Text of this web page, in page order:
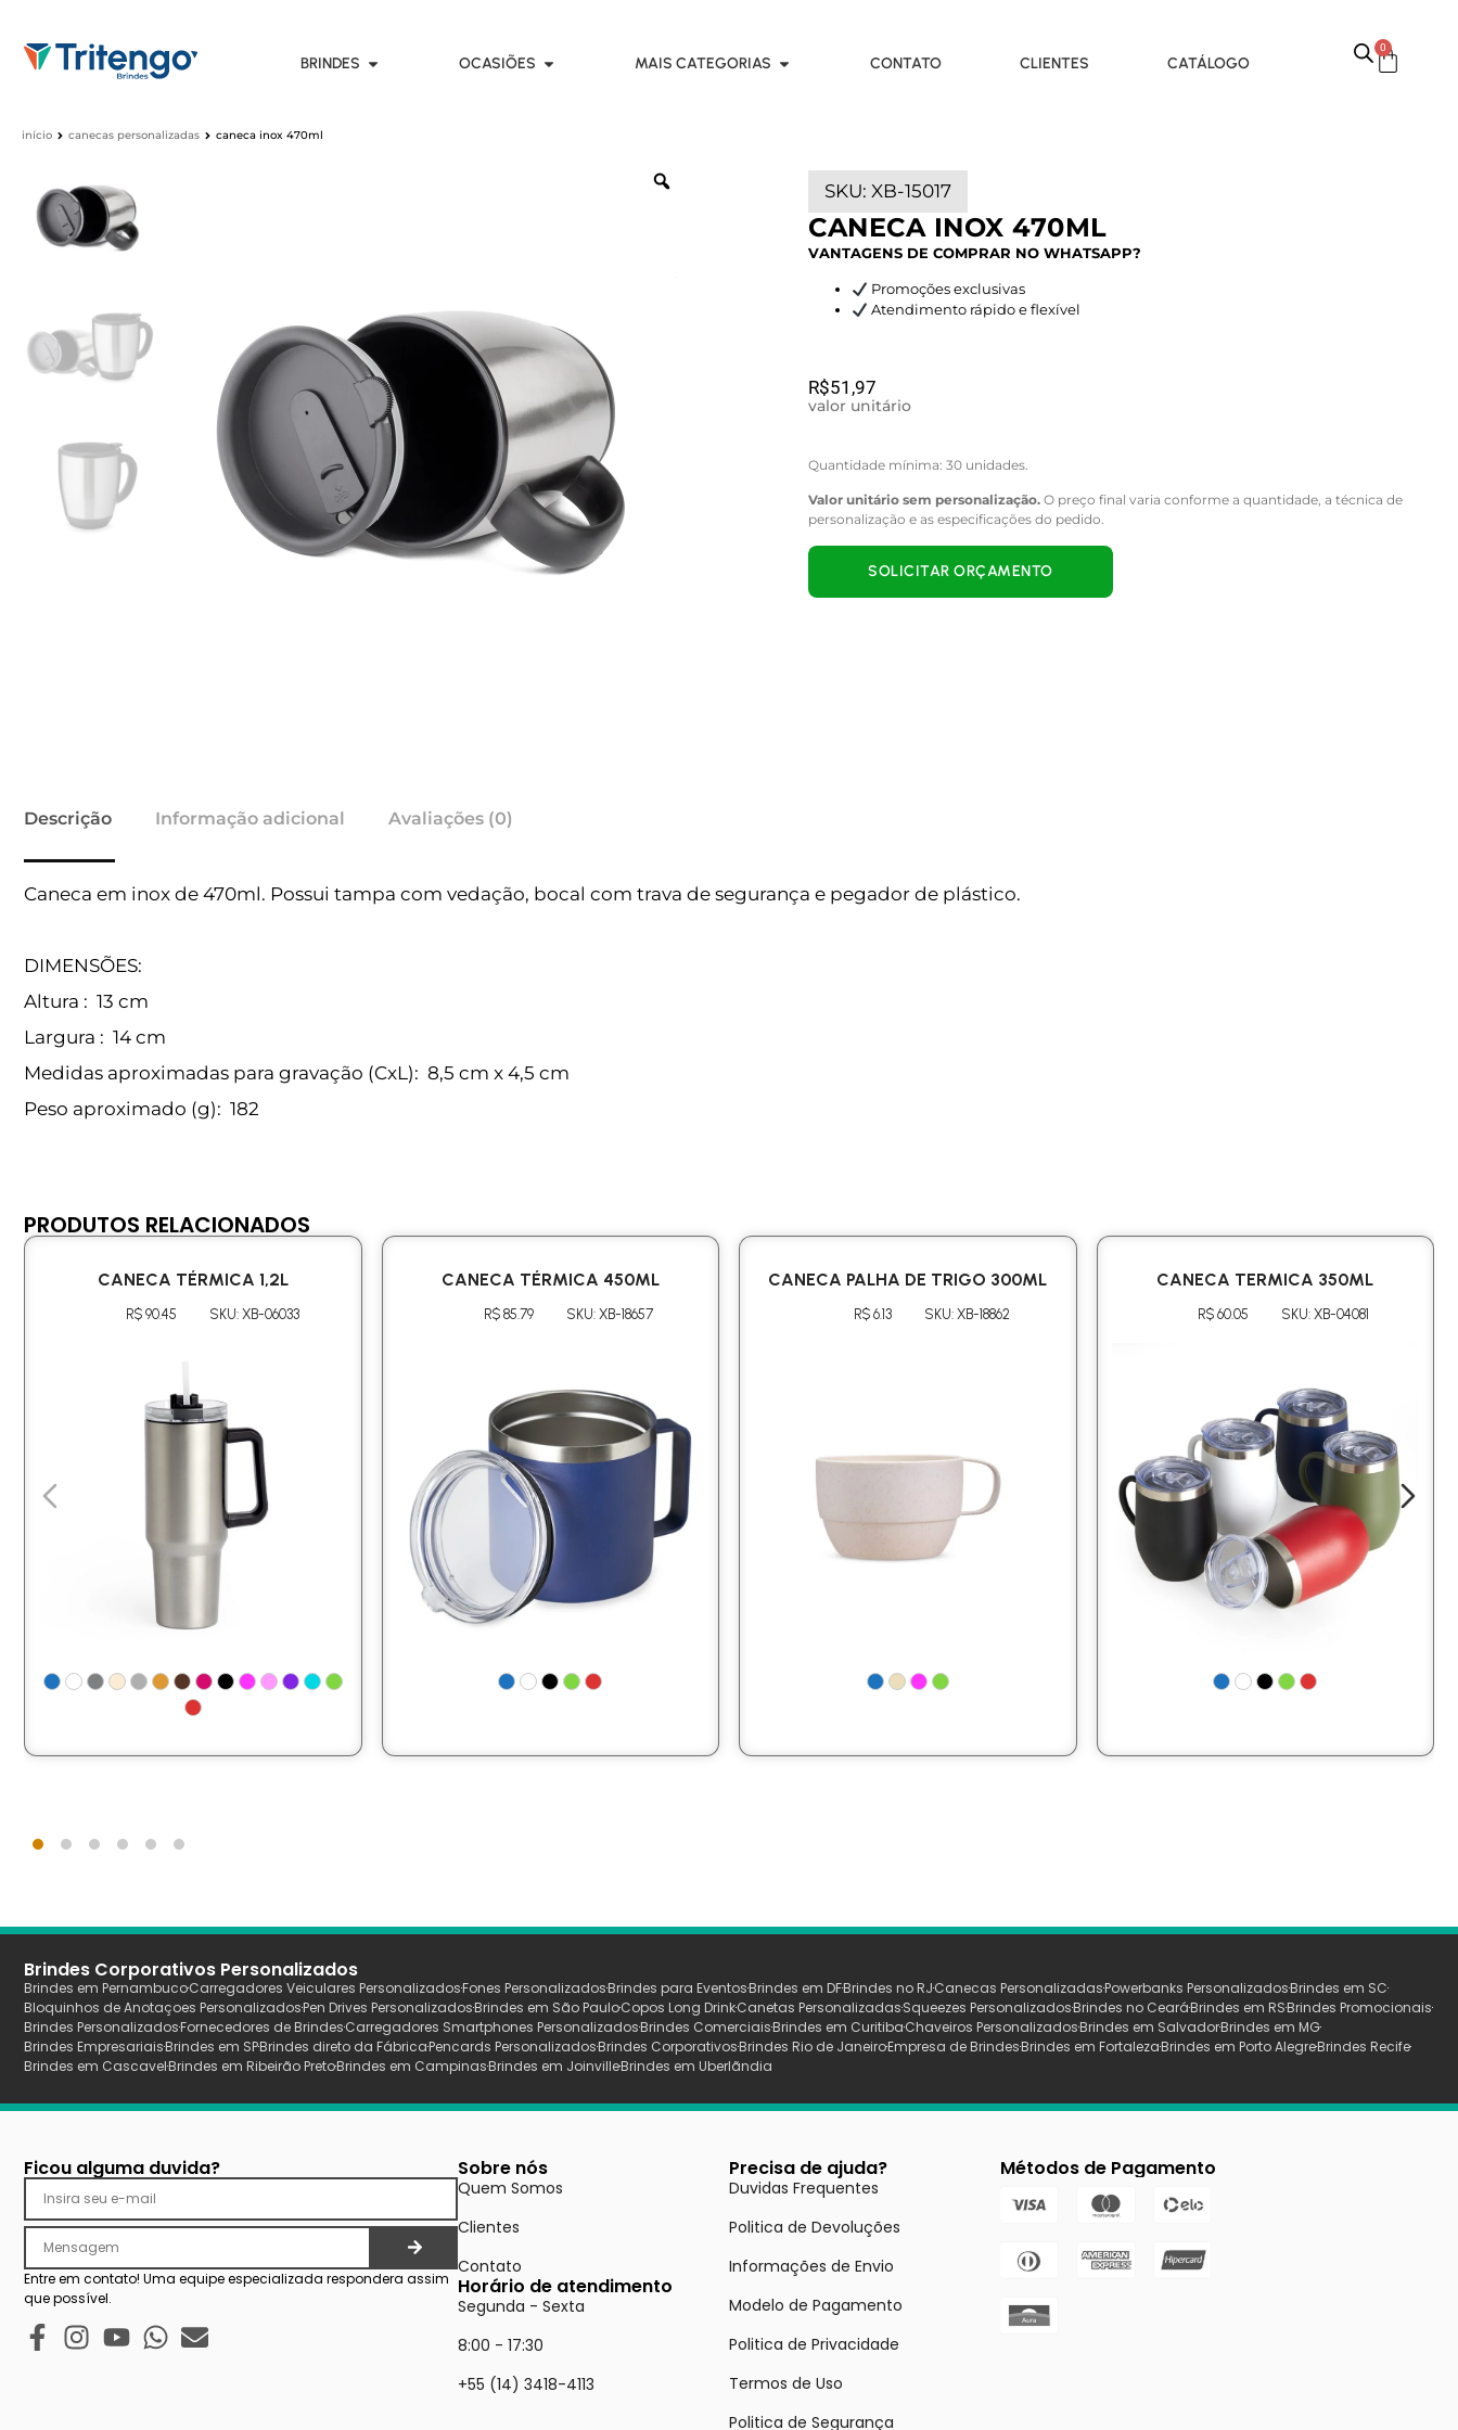
BRINDES OCASIÕES MAIS CATEGORIAS CONTATO CLIENTES CATÁLOGO
0
início canecas personalizadas caneca inox 470ml
SKU: XB-15017
CANECA INOX 470ML
VANTAGENS DE COMPRAR NO WHATSAPP?
Promoções exclusivas
Atendimento rápido e flexível
R$51,97
valor unitário
Quantidade mínima: 30 unidades.
Valor unitário sem personalização. O preço final varia conforme a quantidade, a técnica de
personalização e as especificações do pedido.
SOLICITAR ORÇAMENTO
Descrição Informação adicional Avaliações (0)
Caneca em inox de 470ml. Possui tampa com vedação, bocal com trava de segurança e pegador de plástico.
DIMENSÕES:
Altura : 13 cm
Largura : 14 cm
Medidas aproximadas para gravação (CxL): 8,5 cm x 4,5 cm
Peso aproximado (g): 182
PRODUTOS RELACIONADOS
CANECA TÉRMICA 1,2L
R$ 90.45 SKU: XB-06033
CANECA TÉRMICA 450ML
R$ 85.79 SKU: XB-18657
CANECA PALHA DE TRIGO 300ML
R$ 6.13 SKU: XB-18862
CANECA TERMICA 350ML
R$ 60.05 SKU: XB-04081
Brindes Corporativos Personalizados
Brindes em PernambucoCarregadores Veiculares PersonalizadosFones PersonalizadosBrindes para EventosBrindes em DFBrindes no RJCanecas PersonalizadasPowerbanks PersonalizadosBrindes em SC
Bloquinhos de Anotaçoes PersonalizadosPen Drives PersonalizadosBrindes em São PauloCopos Long DrinkCanetas PersonalizadasSqueezes PersonalizadosBrindes no CearáBrindes em RSBrindes Promocionais
Brindes PersonalizadosFornecedores de BrindesCarregadores Smartphones PersonalizadosBrindes ComerciaisBrindes em CuritibaChaveiros PersonalizadosBrindes em SalvadorBrindes em MG
Brindes EmpresariaisBrindes em SPBrindes direto da FábricaPencards PersonalizadosBrindes CorporativosBrindes Rio de JaneiroEmpresa de BrindesBrindes em FortalezaBrindes em Porto AlegreBrindes Recife
Brindes em CascavelBrindes em Ribeirão PretoBrindes em CampinasBrindes em JoinvilleBrindes em Uberlãndia
Ficou alguma duvida?
Entre em contato! Uma equipe especializada respondera assim
que possível.
Sobre nós
Quem Somos
Clientes
Contato
Horário de atendimento
Segunda - Sexta
8:00 - 17:30
+55 (14) 3418-4113
Precisa de ajuda?
Duvidas Frequentes
Politica de Devoluções
Informações de Envio
Modelo de Pagamento
Politica de Privacidade
Termos de Uso
Politica de Segurança
Métodos de Pagamento